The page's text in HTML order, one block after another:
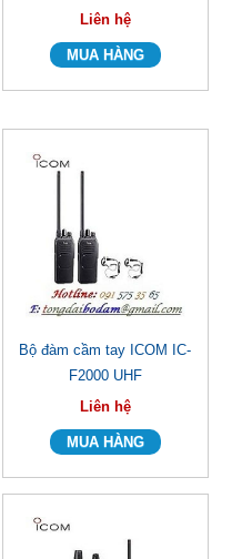
Liên hệ
Bộ đàm cầm tay ICOM IC-
F2000 UHF
Liên hệ